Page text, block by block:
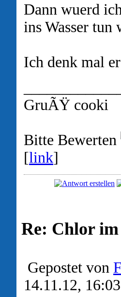
Dann wuerd
ins Wasser tun
Ich denk mal
GruÃŸ cooki
Bitte Bewerten
[link]
Re: Chlor
Gepostet von
14.11.12, 16:03